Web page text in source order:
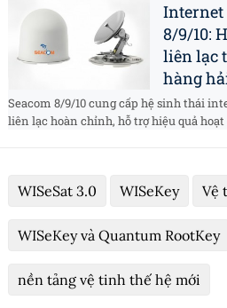
Internet
8/9/10:
liên lạc
hàng
Seacom 8/9/10 cung cấp hệ sinh thái
liên lạc hoàn chỉnh, hỗ trợ hiệu quả
WISeSat 3.0 WISeKey Vệ
WISeKey và Quantum RootKey
nền tảng vệ tinh thế hệ mới